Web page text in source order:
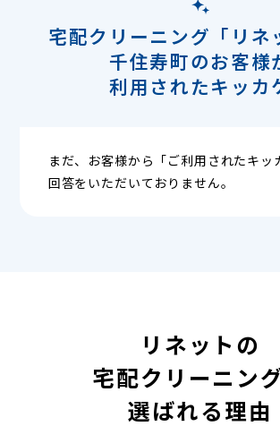
宅配クリーニング「リネ
千住寿町のお客様
利用されたキッカ
まだ、お客様から「ご利用されたキッ
回答をいただいておりません。
リネットの
宅配クリーニン
選ばれる理由